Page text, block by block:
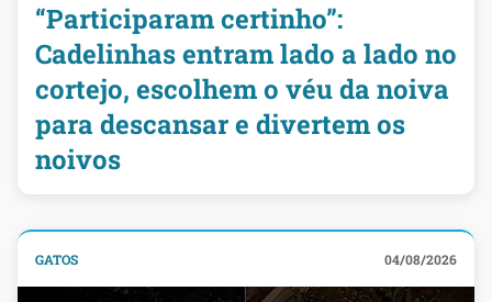
“Participaram certinho”:
Cadelinhas entram lado a lado no
cortejo, escolhem o véu da noiva
para descansar e divertem os
noivos
GATOS 04/08/2026